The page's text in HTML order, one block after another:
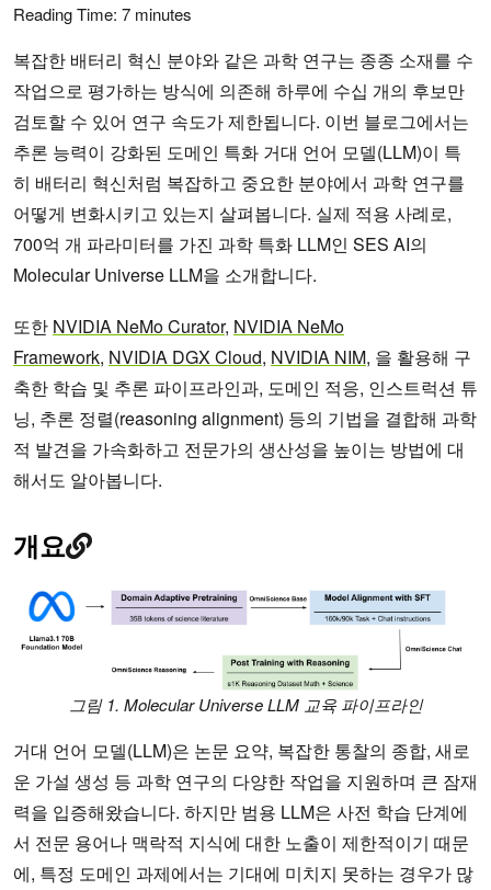
Reading Time: 7 minutes
복잡한 배터리 혁신 분야와 같은 과학 연구는 종종 소재를 수
작업으로 평가하는 방식에 의존해 하루에 수십 개의 후보만
검토할 수 있어 연구 속도가 제한됩니다. 이번 블로그에서는
추론 능력이 강화된 도메인 특화 거대 언어 모델(LLM)이 특
히 배터리 혁신처럼 복잡하고 중요한 분야에서 과학 연구를
어떻게 변화시키고 있는지 살펴봅니다. 실제 적용 사례로,
700억 개 파라미터를 가진 과학 특화 LLM인 SES AI의
Molecular Universe LLM을 소개합니다.
또한 NVIDIA NeMo Curator, NVIDIA NeMo
Framework, NVIDIA DGX Cloud, NVIDIA NIM, 을 활용해 구
축한 학습 및 추론 파이프라인과, 도메인 적응, 인스트럭션 튜
닝, 추론 정렬(reasoning alignment) 등의 기법을 결합해 과학
적 발견을 가속화하고 전문가의 생산성을 높이는 방법에 대
해서도 알아봅니다.
개요
그림 1. Molecular Universe LLM 교육 파이프라인
거대 언어 모델(LLM)은 논문 요약, 복잡한 통찰의 종합, 새로
운 가설 생성 등 과학 연구의 다양한 작업을 지원하며 큰 잠재
력을 입증해왔습니다. 하지만 범용 LLM은 사전 학습 단계에
서 전문 용어나 맥락적 지식에 대한 노출이 제한적이기 때문
에, 특정 도메인 과제에서는 기대에 미치지 못하는 경우가 많